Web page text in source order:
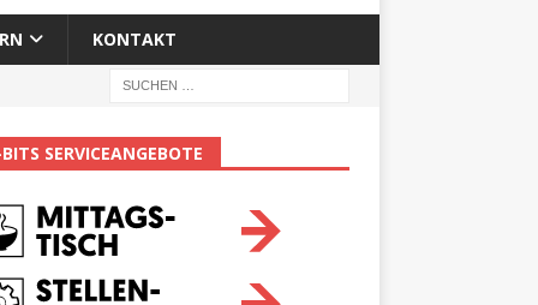
KONTAKT
SERVICEANGEBOTE